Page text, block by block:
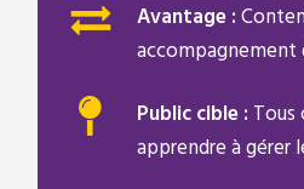
Avantage :
accompagnement
Public cible : Tous
apprendre à gérer